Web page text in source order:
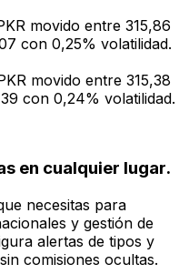
movido entre 315,86
con 0,25% volatilidad.
movido entre 315,38
con 0,24% volatilidad.
en cualquier lugar.
necesitas para
y gestión de
alertas de tipos y
comisiones ocultas.